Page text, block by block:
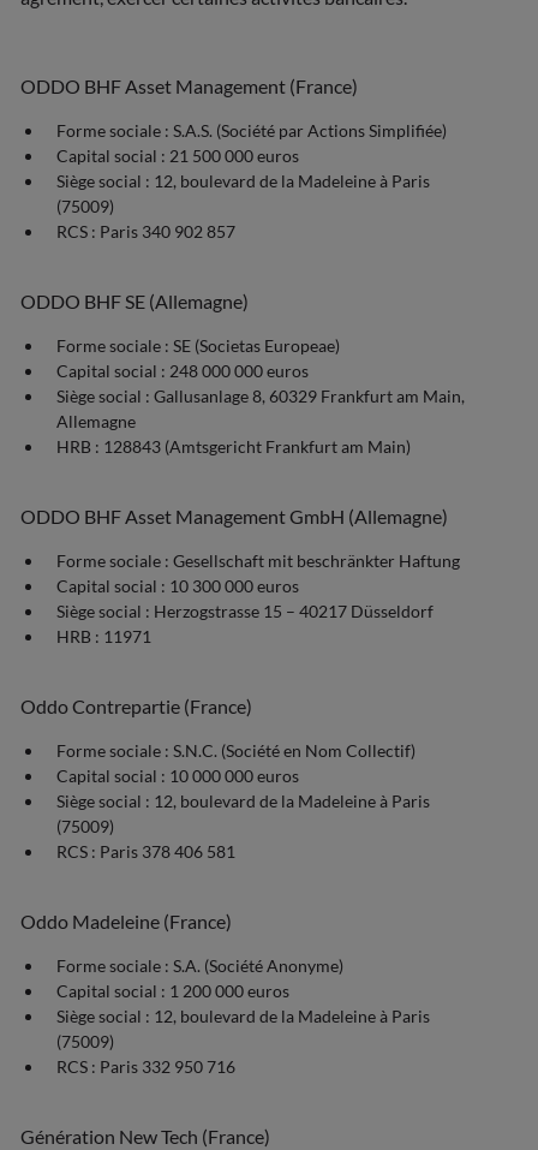
ODDO BHF Asset Management (France)
Forme sociale : S.A.S. (Société par Actions Simplifiée)
Capital social : 21 500 000 euros
Siège social : 12, boulevard de la Madeleine à Paris
(75009)
RCS : Paris 340 902 857
ODDO BHF SE (Allemagne)
Forme sociale : SE (Societas Europeae)
Capital social : 248 000 000 euros
Siège social : Gallusanlage 8, 60329 Frankfurt am Main,
Allemagne
HRB : 128843 (Amtsgericht Frankfurt am Main)
ODDO BHF Asset Management GmbH (Allemagne)
Forme sociale : Gesellschaft mit beschränkter Haftung
Capital social : 10 300 000 euros
Siège social : Herzogstrasse 15 – 40217 Düsseldorf
HRB : 11971
Oddo Contrepartie (France)
Forme sociale : S.N.C. (Société en Nom Collectif)
Capital social : 10 000 000 euros
Siège social : 12, boulevard de la Madeleine à Paris
(75009)
RCS : Paris 378 406 581
Oddo Madeleine (France)
Forme sociale : S.A. (Société Anonyme)
Capital social : 1 200 000 euros
Siège social : 12, boulevard de la Madeleine à Paris
(75009)
RCS : Paris 332 950 716
Génération New Tech (France)